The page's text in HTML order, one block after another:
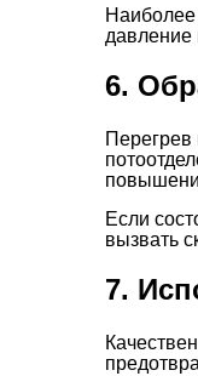
давление
6.
Перегрев
Если
вызвать
7.